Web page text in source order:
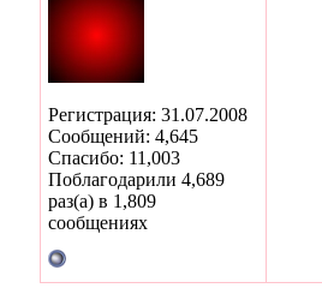
Регистрация: 31.07.2008
Сообщений: 4,645
Спасибо: 11,003
Поблагодарили 4,689
раз(а) в 1,809
сообщениях